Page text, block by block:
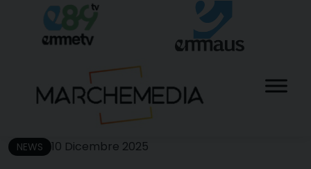
content
NEWS 10 Dicembre 2025